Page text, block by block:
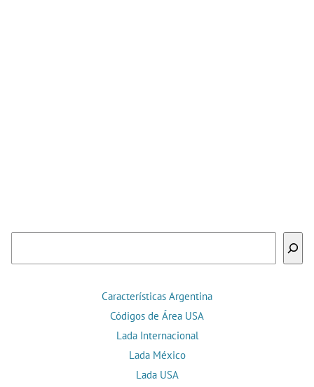
Características Argentina
Códigos de Área USA
Lada Internacional
Lada México
Lada USA